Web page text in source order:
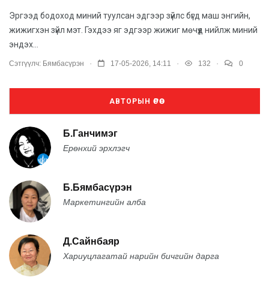
Эргээд бодоход миний туулсан эдгээр зүйлс бүгд маш энгийн,
жижигхэн зүйл мэт. Гэхдээ яг эдгээр жижиг мөчүүд нийлж миний
эндэх...
Сэтгүүлч: Бямбасүрэн . 17-05-2026, 14:11 . 132 . 0
АВТОРЫН ӨРӨӨ
Б.Ганчимэг
Ерөнхий эрхлэгч
Б.Бямбасүрэн
Маркетингийн алба
Д.Сайнбаяр
Хариуцлагатай нарийн бичгийн дарга